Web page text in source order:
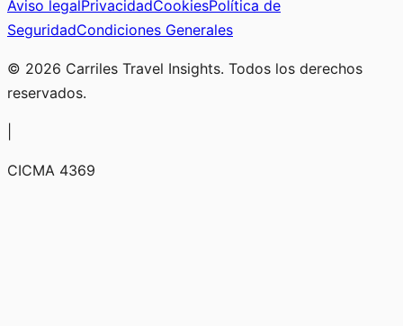
Aviso legalPrivacidadCookiesPolítica de
SeguridadCondiciones Generales
© 2026 Carriles Travel Insights. Todos los derechos
reservados.
CICMA 4369